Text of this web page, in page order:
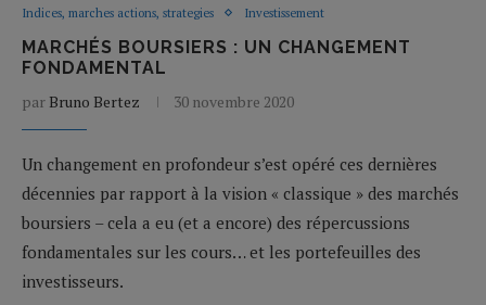
Indices, marches actions, strategies Investissement
MARCHÉS BOURSIERS : UN CHANGEMENT
FONDAMENTAL
par Bruno Bertez 30 novembre 2020
Un changement en profondeur s’est opéré ces dernières
décennies par rapport à la vision « classique » des marchés
boursiers – cela a eu (et a encore) des répercussions
fondamentales sur les cours… et les portefeuilles des
investisseurs.